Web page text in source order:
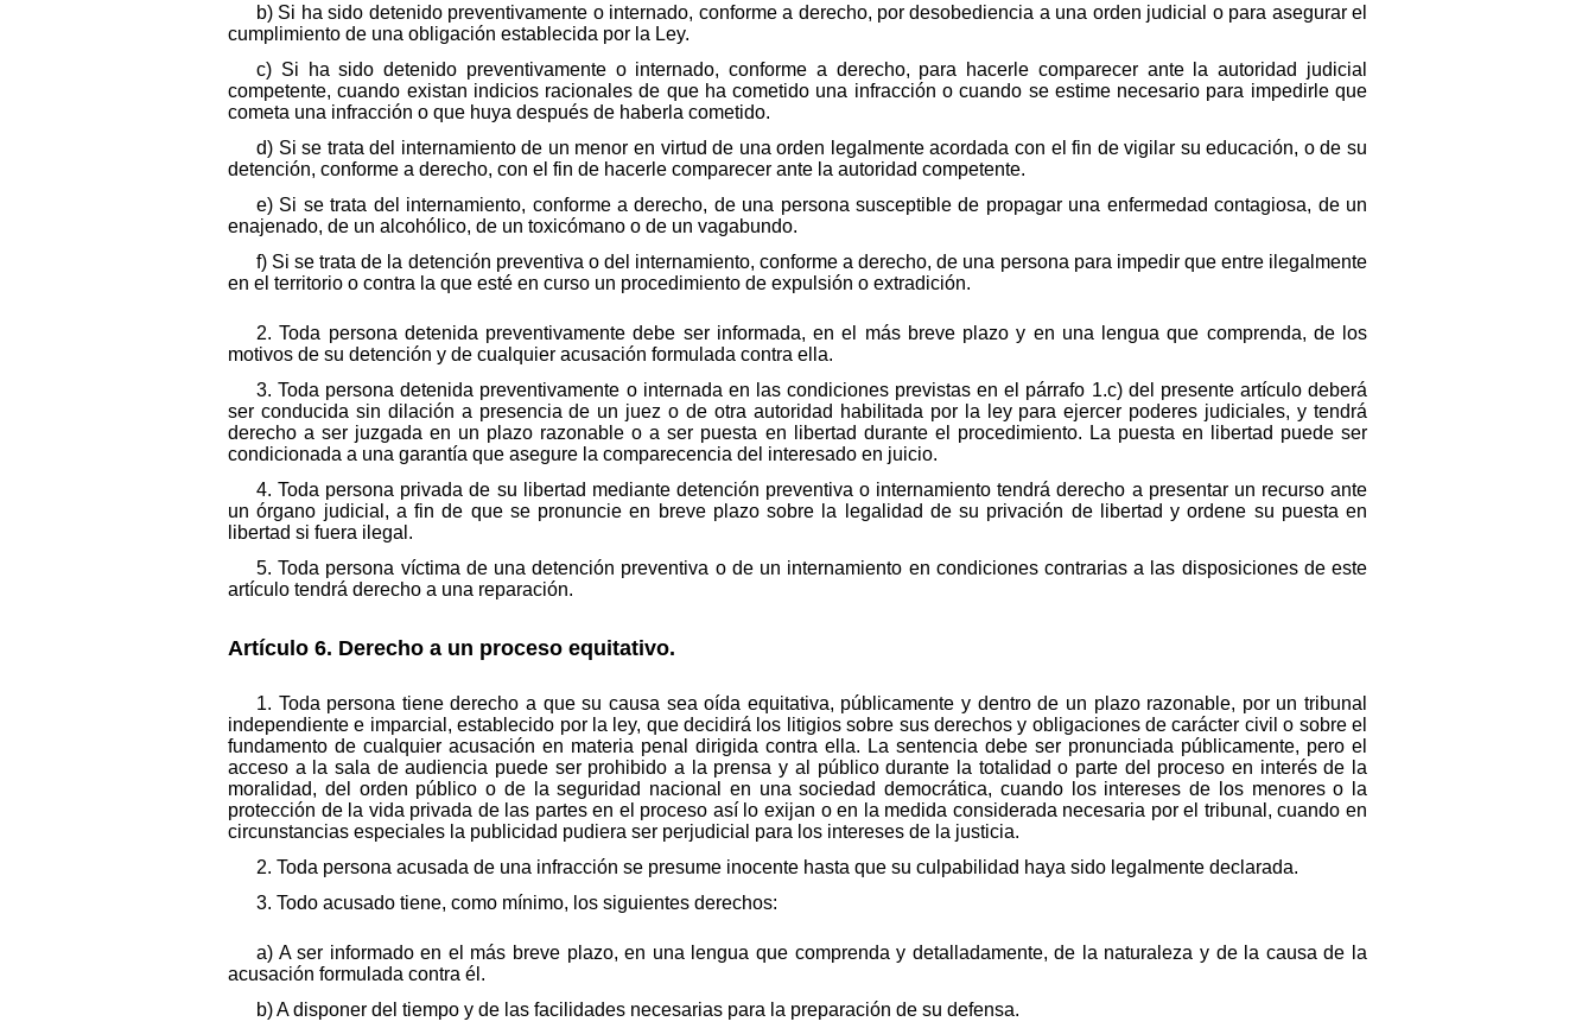
b) Si ha sido detenido preventivamente o internado, conforme a derecho, por desobediencia a una orden judicial o para asegurar el
cumplimiento de una obligación establecida por la Ley.
c) Si ha sido detenido preventivamente o internado, conforme a derecho, para hacerle comparecer ante la autoridad judicial
competente, cuando existan indicios racionales de que ha cometido una infracción o cuando se estime necesario para impedirle que
cometa una infracción o que huya después de haberla cometido.
d) Si se trata del internamiento de un menor en virtud de una orden legalmente acordada con el fin de vigilar su educación, o de su
detención, conforme a derecho, con el fin de hacerle comparecer ante la autoridad competente.
e) Si se trata del internamiento, conforme a derecho, de una persona susceptible de propagar una enfermedad contagiosa, de un
enajenado, de un alcohólico, de un toxicómano o de un vagabundo.
f) Si se trata de la detención preventiva o del internamiento, conforme a derecho, de una persona para impedir que entre ilegalmente
en el territorio o contra la que esté en curso un procedimiento de expulsión o extradición.
2. Toda persona detenida preventivamente debe ser informada, en el más breve plazo y en una lengua que comprenda, de los
motivos de su detención y de cualquier acusación formulada contra ella.
3. Toda persona detenida preventivamente o internada en las condiciones previstas en el párrafo 1.c) del presente artículo deberá
ser conducida sin dilación a presencia de un juez o de otra autoridad habilitada por la ley para ejercer poderes judiciales, y tendrá
derecho a ser juzgada en un plazo razonable o a ser puesta en libertad durante el procedimiento. La puesta en libertad puede ser
condicionada a una garantía que asegure la comparecencia del interesado en juicio.
4. Toda persona privada de su libertad mediante detención preventiva o internamiento tendrá derecho a presentar un recurso ante
un órgano judicial, a fin de que se pronuncie en breve plazo sobre la legalidad de su privación de libertad y ordene su puesta en
libertad si fuera ilegal.
5. Toda persona víctima de una detención preventiva o de un internamiento en condiciones contrarias a las disposiciones de este
artículo tendrá derecho a una reparación.
Artículo 6. Derecho a un proceso equitativo.
1. Toda persona tiene derecho a que su causa sea oída equitativa, públicamente y dentro de un plazo razonable, por un tribunal
independiente e imparcial, establecido por la ley, que decidirá los litigios sobre sus derechos y obligaciones de carácter civil o sobre el
fundamento de cualquier acusación en materia penal dirigida contra ella. La sentencia debe ser pronunciada públicamente, pero el
acceso a la sala de audiencia puede ser prohibido a la prensa y al público durante la totalidad o parte del proceso en interés de la
moralidad, del orden público o de la seguridad nacional en una sociedad democrática, cuando los intereses de los menores o la
protección de la vida privada de las partes en el proceso así lo exijan o en la medida considerada necesaria por el tribunal, cuando en
circunstancias especiales la publicidad pudiera ser perjudicial para los intereses de la justicia.
2. Toda persona acusada de una infracción se presume inocente hasta que su culpabilidad haya sido legalmente declarada.
3. Todo acusado tiene, como mínimo, los siguientes derechos:
a) A ser informado en el más breve plazo, en una lengua que comprenda y detalladamente, de la naturaleza y de la causa de la
acusación formulada contra él.
b) A disponer del tiempo y de las facilidades necesarias para la preparación de su defensa.